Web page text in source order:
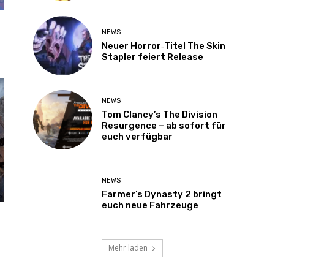
NEWS
Neuer Horror‑Titel The Skin
Stapler feiert Release
NEWS
Tom Clancy’s The Division
Resurgence – ab sofort für
euch verfügbar
NEWS
Farmer’s Dynasty 2 bringt
euch neue Fahrzeuge
Mehr laden